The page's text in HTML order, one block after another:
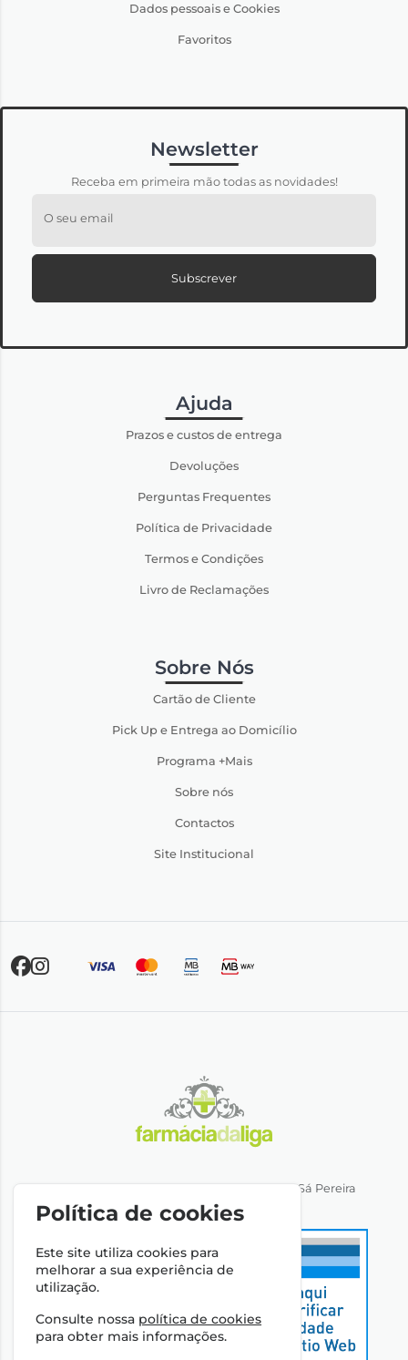
Dados pessoais e Cookies
Favoritos
Newsletter
Receba em primeira mão todas as novidades!
O seu email
Subscrever
Ajuda
Prazos e custos de entrega
Devoluções
Perguntas Frequentes
Política de Privacidade
Termos e Condições
Livro de Reclamações
Sobre Nós
Cartão de Cliente
Pick Up e Entrega ao Domicílio
Programa +Mais
Sobre nós
Contactos
Site Institucional
Direção Técnica: Dra. Ana Rita Miranda de Sá Pereira
NIPC: 501064974
Política de cookies
Este site utiliza cookies para
melhorar a sua experiência de
utilização.
Consulte nossa política de cookies
para obter mais informações.